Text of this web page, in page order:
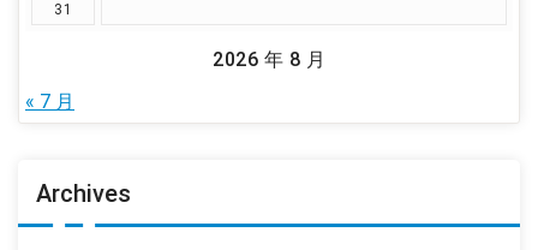
2026 年 8 月
31
« 7 月
Archives